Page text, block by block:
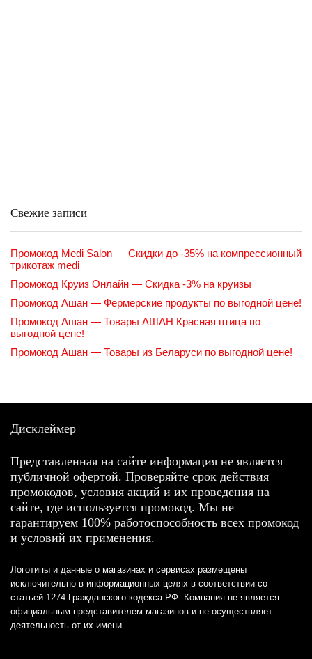
Свежие записи
Промокод Medi Salon — Скидки до -35% на компрессионный
трикотаж medi
Промокод Круиз Онлайн — Скидка -3% на круизы
Промокод Ашан — Фермерские продукты по выгодной цене!
Промокод Ашан — Товары АШАН Красная птица по
выгодной цене!
Промокод Ашан — Товары из Беларуси по выгодной цене!
Дисклеймер
Представленная на сайте информация не является
публичной офертой. Проверяйте срок действия
промокодов, условия акций и их проведения на
сайте, где используется промокод. Мы не
гарантируем 100% работоспособность всех промокод
и условий их применения.
Логотипы и данные о магазинах и сервисах размещены
исключительно в информационных целях в соответствии со
статьей 1274 Гражданского кодекса РФ. Компания не является
официальным представителем магазинов и не осуществляет
деятельность от их имени.